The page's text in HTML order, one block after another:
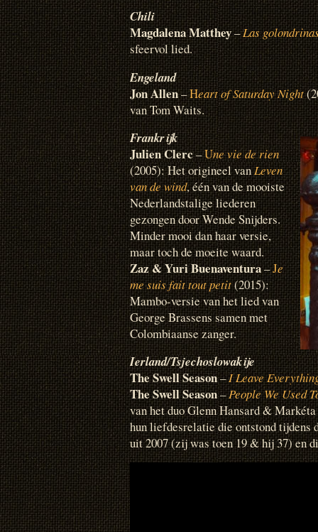
Chili
Magdalena Matthey–Las
sfeervol lied.
Engeland
Jon Allen–Heart of Saturday Night
van Tom Waits.
Frankrijk
Julien Clerc–Une vie de rien
(2005): Het origineel vanLeven
van de wind, één van de mooiste
Nederlandstalige liederen
gezongen door Wende Snijders.
Minder mooi dan haar versie,
maar toch de moeite waard.
Zaz & Yuri Buenaventura–Je
me suis fait tout petit(2015):
Mambo-versie van het lied van
George Brassens samen met
Colombiaanse zanger.
Ierland/Tsjechoslowakije
The Swell Season–I Leave
The Swell Season–People We Used
van het duo Glenn Hansard &
hun liefdesrelatie die ontstond tijdens
uit 2007 (zij was toen 19 & hij 37) en